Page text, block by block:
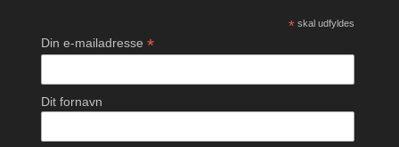
* skal udfyldes
Din e-mailadresse*
Dit fornavn